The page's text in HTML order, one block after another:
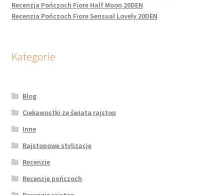
Recenzja Pończoch Fiore Half Moon 20DEN
Recenzja Pończoch Fiore Sensual Lovely 20DEN
Kategorie
Blog
Ciekawostki ze świata rajstop
Inne
Rajstopowe stylizacje
Recenzje
Recenzje pończoch